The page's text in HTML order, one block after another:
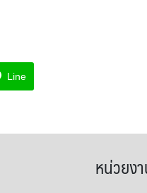
Line
หน่วยง